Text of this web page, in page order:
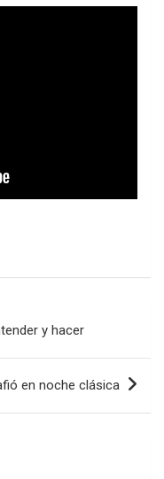
y hacer
en noche clásica